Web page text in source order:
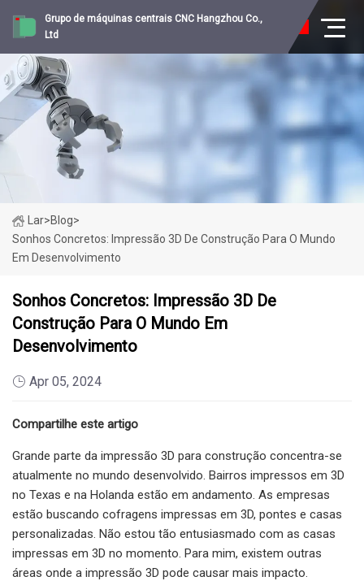
Grupo de máquinas centrais CNC Hangzhou Co.,
Ltd
Lar>Blog>
Sonhos Concretos: Impressão 3D De Construção Para O Mundo
Em Desenvolvimento
Sonhos Concretos: Impressão 3D De
Construção Para O Mundo Em
Desenvolvimento
Apr 05, 2024
Compartilhe este artigo
Grande parte da impressão 3D para construção concentra-se
atualmente no mundo desenvolvido. Bairros impressos em 3D
no Texas e na Holanda estão em andamento. As empresas
estão buscando cofragens impressas em 3D, pontes e casas
personalizadas. Não estou tão entusiasmado com as casas
impressas em 3D no momento. Para mim, existem outras
áreas onde a impressão 3D pode causar mais impacto.